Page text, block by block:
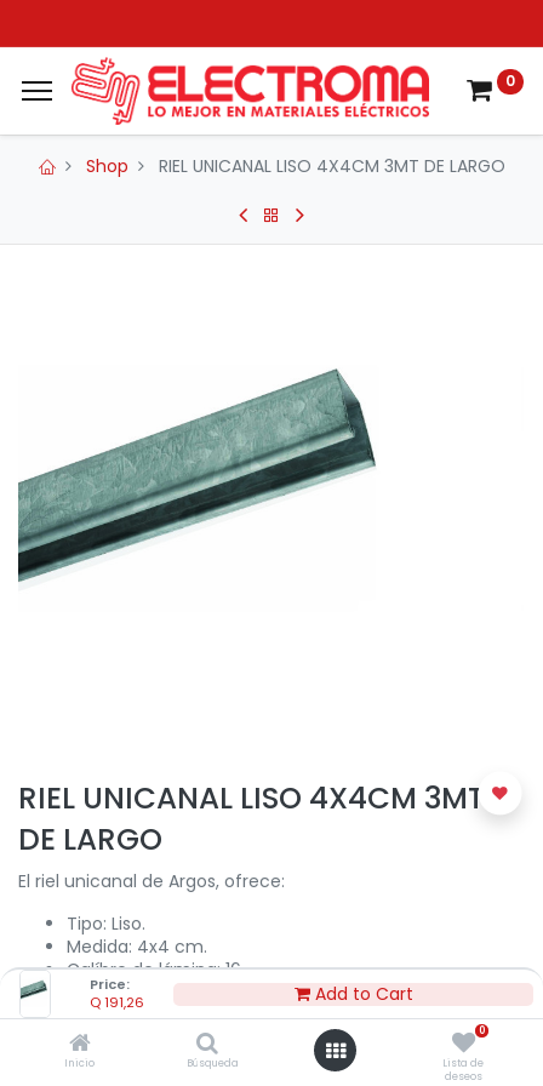
Price:
Q191,26 Add to Cart
Inicio Búsqueda
0
Lista de
deseos
0
Shop RIEL UNICANAL LISO 4X4CM 3MT DE LARGO
RIEL UNICANAL LISO 4X4CM 3MT
DE LARGO
El riel unicanal de Argos, ofrece:
Tipo: Liso.
Medida: 4x4 cm.
Calíbre de lámina: 16.
Fabricado en acero galvanizado electrostático.
Ideal para los soportes de bandejas portacables para
la canalización eléctrica o como fijación de tableros
eléctricos y tubería.